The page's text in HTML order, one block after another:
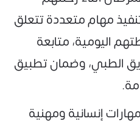
مهام متعددة تتعلق
اليومية، متابعة
الطبي، وضمان تطبيق
إنسانية ومهنية